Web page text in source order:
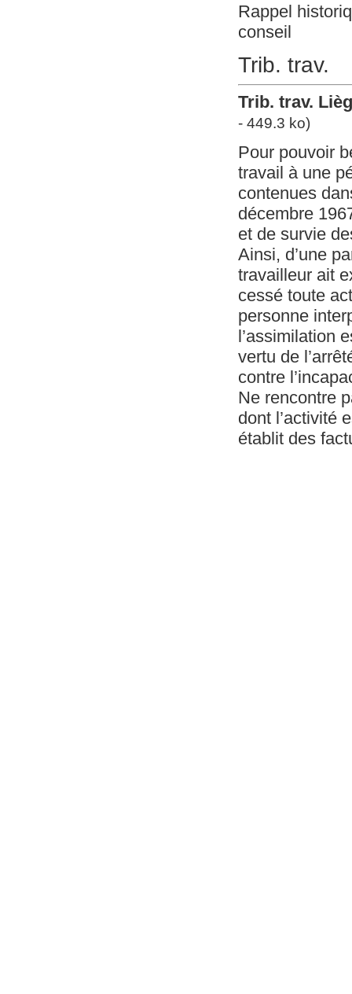
Rappel
conseil
Trib. trav.
Trib. trav.
- 449.3 ko)
Pour pouvoir
travail à une
contenues
décembre
et de survie
Ainsi, d’une
travailleur ait
cessé toute
personne
l’assimilation
vertu de
contre
Ne rencontre
dont l’activité
établit des